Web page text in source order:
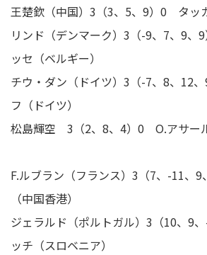
王楚欽（中国）3（3、5、9）0 タッ
リンド（デンマーク）3（-9、7、9
ッセ（ベルギー）
チウ・ダン（ドイツ）3（-7、8、12
フ（ドイツ）
松島輝空 3（2、8、4）0 O.アサール
F.ルブラン（フランス）3（7、-11、
（中国香港）
ジェラルド（ポルトガル）3（10、9
ッチ（スロベニア）